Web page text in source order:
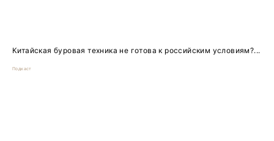
Китайская буровая техника не готова к российским условиям?...
Подкаст